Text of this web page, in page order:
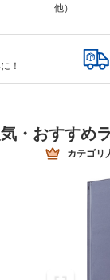
他）
！
・おすすめ
カテゴリ